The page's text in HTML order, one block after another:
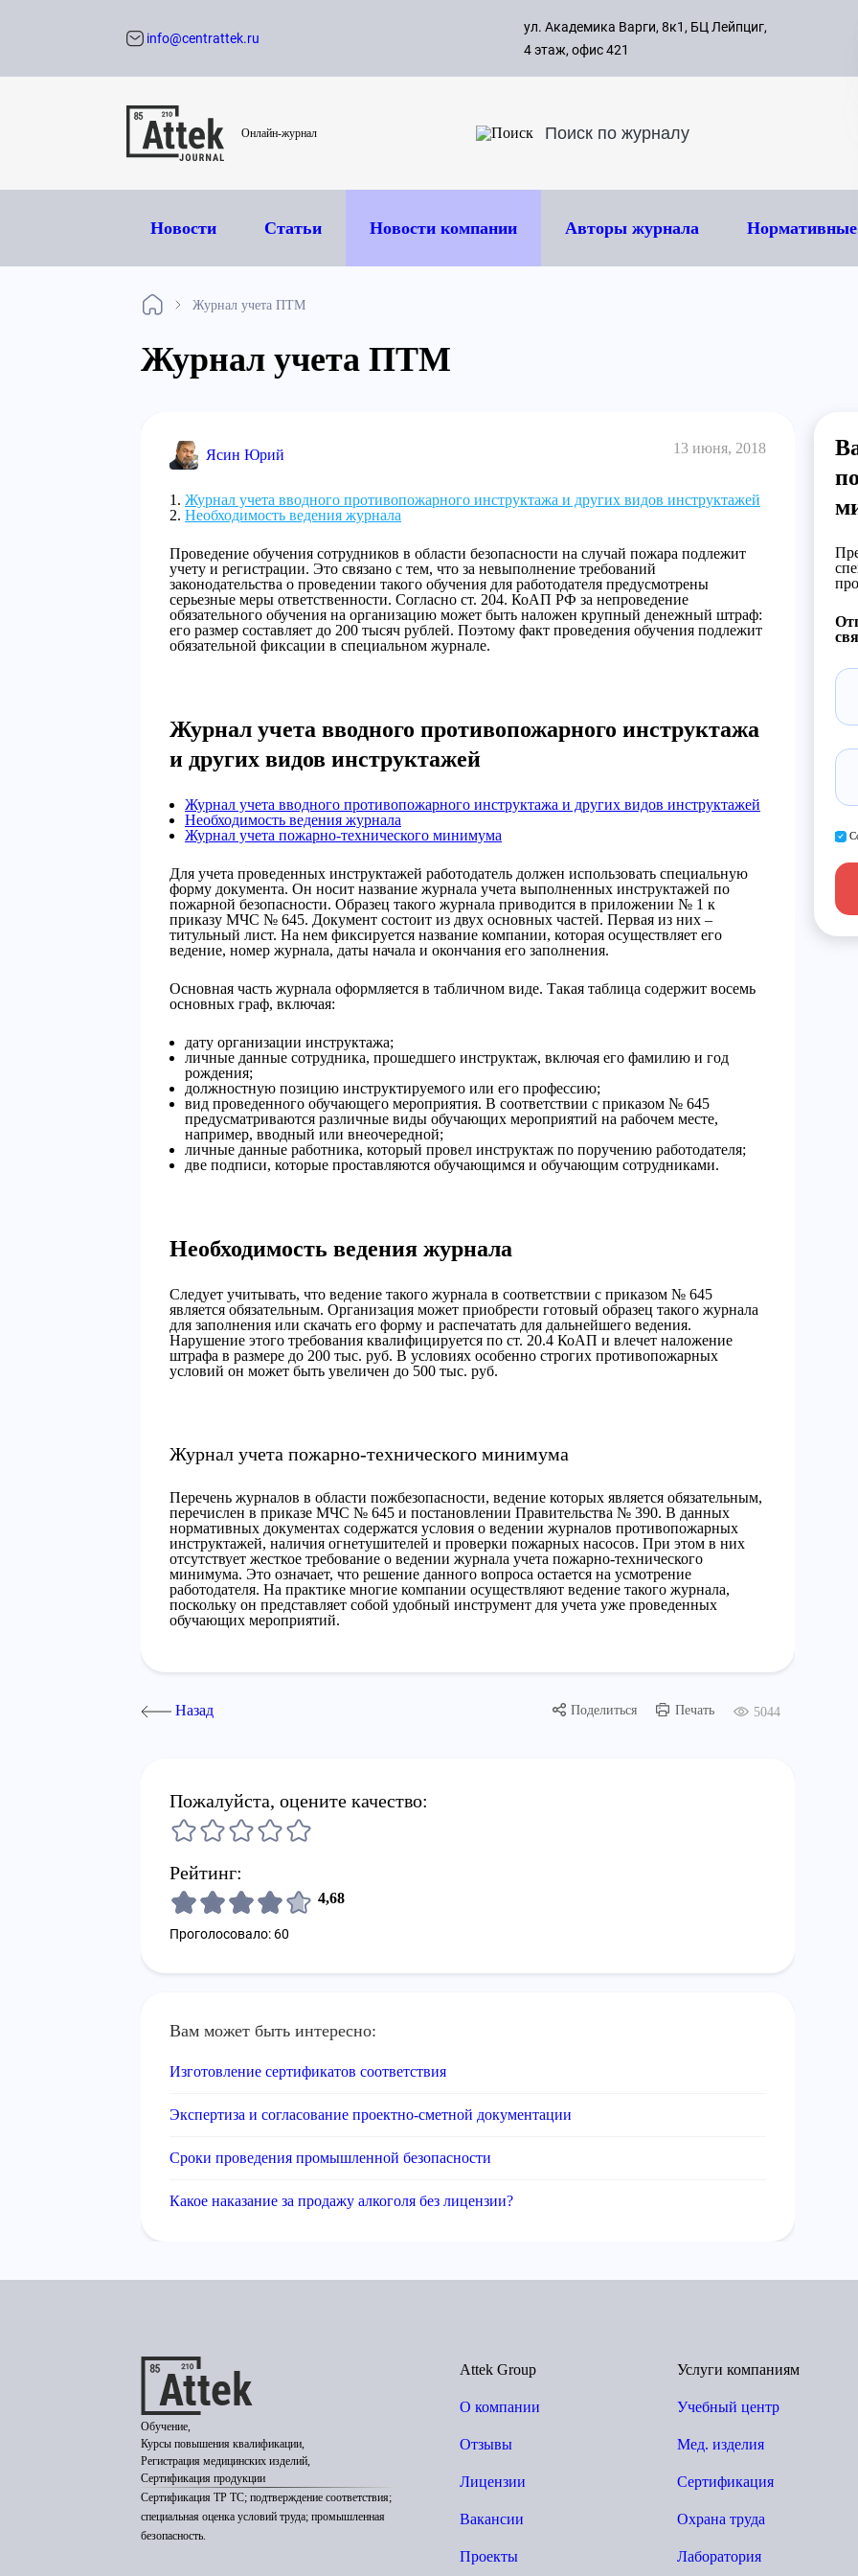
с 09:00
8 495
info@centrattek.ru
ул. Академика Варги, 8к1, БЦ Лейпциг,
4 этаж, офис 421
Онлайн-журнал
Новости Статьи Новости компании Авторы журнала
Журнал учета ПТМ
Журнал учета ПТМ
Ясин Юрий 13 июня, 2018
Журнал учета вводного противопожарного инструктажа и других видов инструктажей
Необходимость ведения журнала
Проведение обучения сотрудников в области безопасности на случай пожара подлежит
учету и регистрации. Это связано с тем, что за невыполнение требований
законодательства о проведении такого обучения для работодателя предусмотрены
серьезные меры ответственности. Согласно ст. 204. КоАП РФ за непроведение
обязательного обучения на организацию может быть наложен крупный денежный штраф:
его размер составляет до 200 тысяч рублей. Поэтому факт проведения обучения подлежит
обязательной фиксации в специальном журнале.
Журнал учета вводного противопожарного инструктажа
и других видов инструктажей
Журнал учета вводного противопожарного инструктажа и других видов инструктажей
Необходимость ведения журнала
Журнал учета пожарно-технического минимума
Для учета проведенных инструктажей работодатель должен использовать специальную
форму документа. Он носит название журнала учета выполненных инструктажей по
пожарной безопасности. Образец такого журнала приводится в приложении № 1 к
приказу МЧС № 645. Документ состоит из двух основных частей. Первая из них –
титульный лист. На нем фиксируется название компании, которая осуществляет его
ведение, номер журнала, даты начала и окончания его заполнения.
Основная часть журнала оформляется в табличном виде. Такая таблица содержит восемь
основных граф, включая:
дату организации инструктажа;
личные данные сотрудника, прошедшего инструктаж, включая его фамилию и год
рождения;
должностную позицию инструктируемого или его профессию;
вид проведенного обучающего мероприятия. В соответствии с приказом № 645
предусматриваются различные виды обучающих мероприятий на рабочем месте,
например, вводный или внеочередной;
личные данные работника, который провел инструктаж по поручению работодателя;
две подписи, которые проставляются обучающимся и обучающим сотрудниками.
Необходимость ведения журнала
Следует учитывать, что ведение такого журнала в соответствии с приказом № 645
является обязательным. Организация может приобрести готовый образец такого журнала
для заполнения или скачать его форму и распечатать для дальнейшего ведения.
Нарушение этого требования квалифицируется по ст. 20.4 КоАП и влечет наложение
штрафа в размере до 200 тыс. руб. В условиях особенно строгих противопожарных
условий он может быть увеличен до 500 тыс. руб.
Журнал учета пожарно-технического минимума
Перечень журналов в области пожбезопасности, ведение которых является обязательным,
перечислен в приказе МЧС № 645 и постановлении Правительства № 390. В данных
нормативных документах содержатся условия о ведении журналов противопожарных
инструктажей, наличия огнетушителей и проверки пожарных насосов. При этом в них
отсутствует жесткое требование о ведении журнала учета пожарно-технического
минимума. Это означает, что решение данного вопроса остается на усмотрение
работодателя. На практике многие компании осуществляют ведение такого журнала,
поскольку он представляет собой удобный инструмент для учета уже проведенных
обучающих мероприятий.
Назад Поделиться Печать 5044
Пожалуйста, оцените качество:
Рейтинг:
4,68
Проголосовало: 60
Вам может быть интересно:
Изготовление сертификатов соответствия
Экспертиза и согласование проектно-сметной документации
Сроки проведения промышленной безопасности
Какое наказание за продажу алкоголя без лицензии?
Обучение,
Курсы повышения квалификации,
Регистрация медицинских изделий,
Сертификация продукции
Сертификация ТР ТС; подтверждение соответствия;
специальная оценка условий труда; промышленная
безопасность.
Attek Group
О компании
Отзывы
Лицензии
Вакансии
Проекты
Услуги компаниям
Учебный центр
Мед. изделия
Сертификация
Охрана труда
Лаборатория